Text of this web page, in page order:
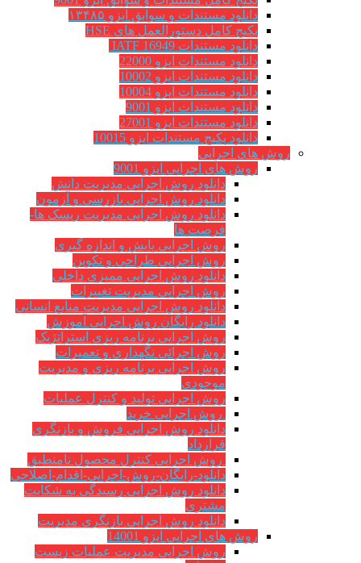
دانلود مستندات و سوابق ایزو ۱۳۴۸۵
پکیج کامل دستورالعمل های HSE
دانلود مستندات IATF 16949
دانلود مستندات ایزو 22000
دانلود مستندات ایزو 10002
دانلود مستندات ایزو 10004
دانلود مستندات ایزو 9001
دانلود مستندات ایزو 27001
دانلود پکیج مستندات ایزو 10015
روش های اجرایی
روش های اجرایی ایزو 9001
دانلود روش اجرایی مدیریت دانش
دانلود روش اجرایی بازرسی و آزمون
دانلود روش اجرایی مدیریت ریسک ها-
فرصت ها
روش اجرایی پایش و اندازه گیری
روش اجرایی طراحی و تکوین
دانلود روش اجرایی ممیزی داخلی
روش اجرایی مدیریت تغییرات
دانلود روش اجرایی مدیریت منابع انسانی
دانلود رایگان روش اجرایی آموزش
روش اجرایی برنامه ریزی استراتژیک
روش اجرائی نگهداری و تعمیرات
روش اجرایی برنامه ریزی و مدیریت
موجودی
روش اجرایی تولید و کنترل عملیات
روش اجرایی خرید
دانلود روش اجرایی فروش و بازنگری
قرارداد
روش اجرایی کنترل محصول نامنطبق
دانلود-رایگان-روش-اجرایی-اقدام-اصلاحی
دانلود روش اجرایی رسیدگی به شکایت
مشتری
دانلود روش اجرایی بازنگری مدیریت
روش های اجرایی ایزو 14001
روش اجرایی مدیریت عملیات زیست